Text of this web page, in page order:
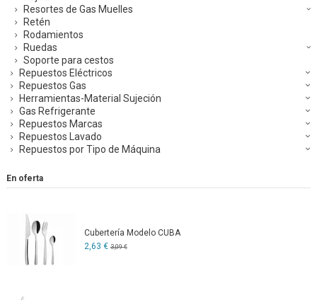
Resortes de Gas Muelles
Retén
Rodamientos
Ruedas
Soporte para cestos
Repuestos Eléctricos
Repuestos Gas
Herramientas-Material Sujeción
Gas Refrigerante
Repuestos Marcas
Repuestos Lavado
Repuestos por Tipo de Máquina
En oferta
Cubertería Modelo CUBA
2,63 € 3,09 €